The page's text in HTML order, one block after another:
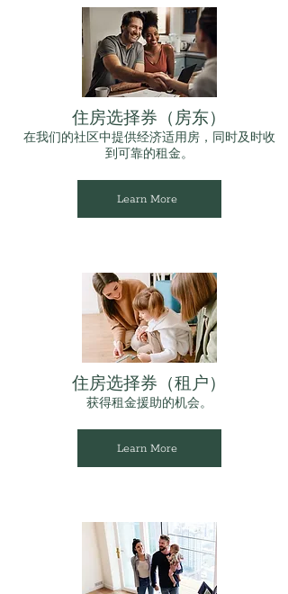
住房选择券（房东）
在我们的社区中提供经济适用房，同时及时收
到可靠的租金。
Learn More
住房选择券（租户）
获得租金援助的机会。
Learn More